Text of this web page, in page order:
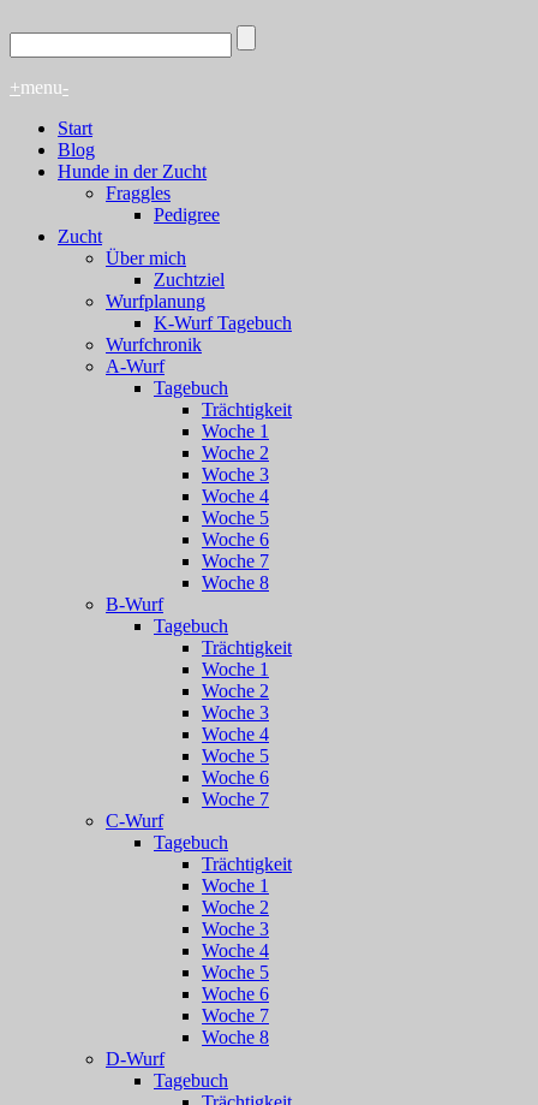
+menu-
Start
Blog
Hunde in der Zucht
Fraggles
Pedigree
Zucht
Über mich
Zuchtziel
Wurfplanung
K-Wurf Tagebuch
Wurfchronik
A-Wurf
Tagebuch
Trächtigkeit
Woche 1
Woche 2
Woche 3
Woche 4
Woche 5
Woche 6
Woche 7
Woche 8
B-Wurf
Tagebuch
Trächtigkeit
Woche 1
Woche 2
Woche 3
Woche 4
Woche 5
Woche 6
Woche 7
C-Wurf
Tagebuch
Trächtigkeit
Woche 1
Woche 2
Woche 3
Woche 4
Woche 5
Woche 6
Woche 7
Woche 8
D-Wurf
Tagebuch